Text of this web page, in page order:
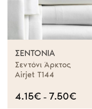
ΣΕΝΤΌΝΙΑ
Σεντόνι Άρκτος
Airjet T144
4.15€ – 7.50€Price
range: